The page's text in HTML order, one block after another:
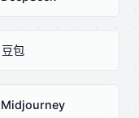
豆包
Midjourney